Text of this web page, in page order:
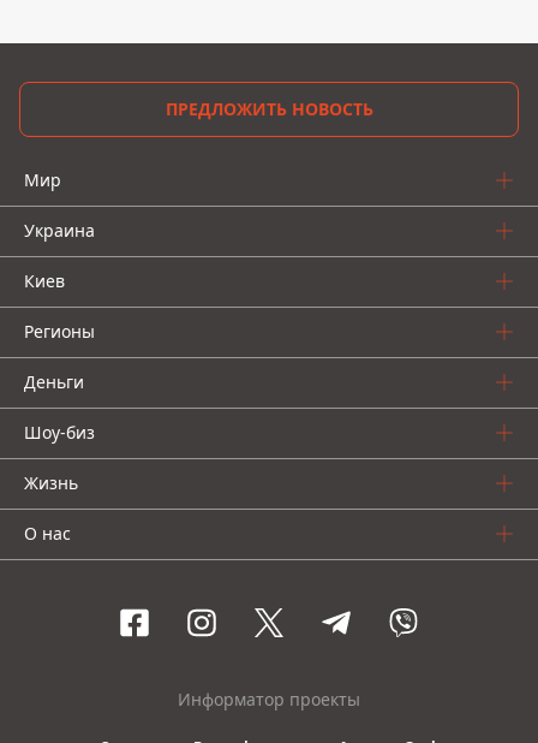
ПРЕДЛОЖИТЬ НОВОСТЬ
Мир
Украина
Киев
Регионы
Деньги
Шоу-биз
Жизнь
О нас
Информатор проекты